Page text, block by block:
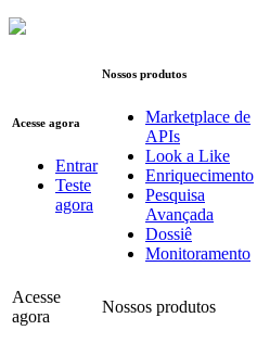
Acesse agora
Entrar
Teste
agora
Nossos produtos
Marketplace de
APIs
Look a Like
Enriquecimento
Pesquisa
Avançada
Dossiê
Monitoramento
Acesse
agora
Nossos produtos